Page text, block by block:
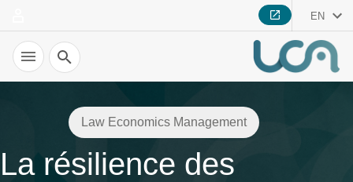
EN
Search
Law Economics Management
La résilience des